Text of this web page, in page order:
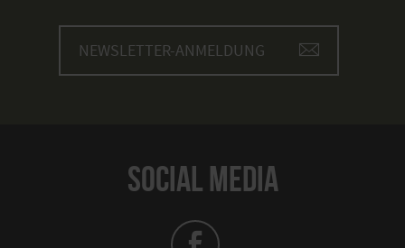
NEWSLETTER-ANMELDUNG
SOCIAL MEDIA